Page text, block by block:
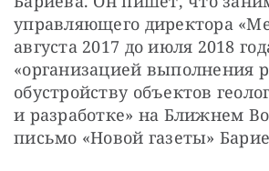
управляющего директора
августа 2017 до июля 2018
«организацией выполнения
обустройству объектов
и разработке» на Ближнем
письмо «Новой газеты»